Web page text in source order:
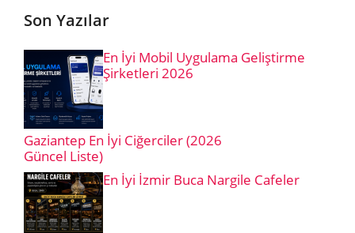
Son Yazılar
En İyi Mobil Uygulama Geliştirme
Şirketleri 2026
Gaziantep En İyi Ciğerciler (2026
Güncel Liste)
En İyi İzmir Buca Nargile Cafeler